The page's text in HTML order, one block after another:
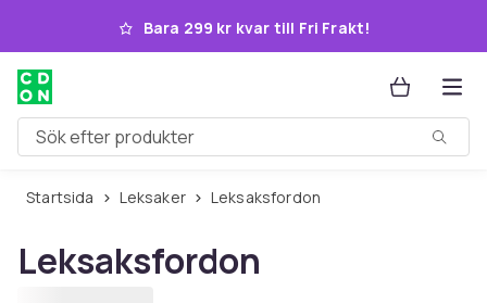
Hoppa till huvudinnehållet
Bara 299 kr kvar till Fri Frakt!
Sök efter produkter
Startsida Leksaker Leksaksfordon
Leksaksfordon